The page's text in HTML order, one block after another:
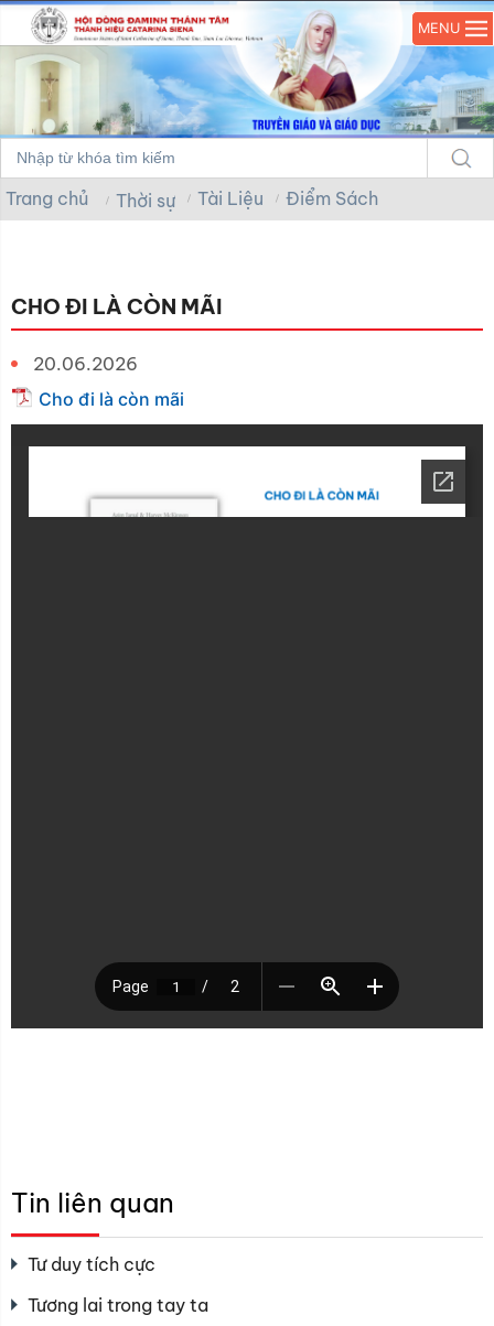
MENU
Trang chủ Thời sự Tài Liệu Điểm Sách
CHO ĐI LÀ CÒN MÃI
20.06.2026
Cho đi là còn mãi
Tin liên quan
Tư duy tích cực
Tương lai trong tay ta